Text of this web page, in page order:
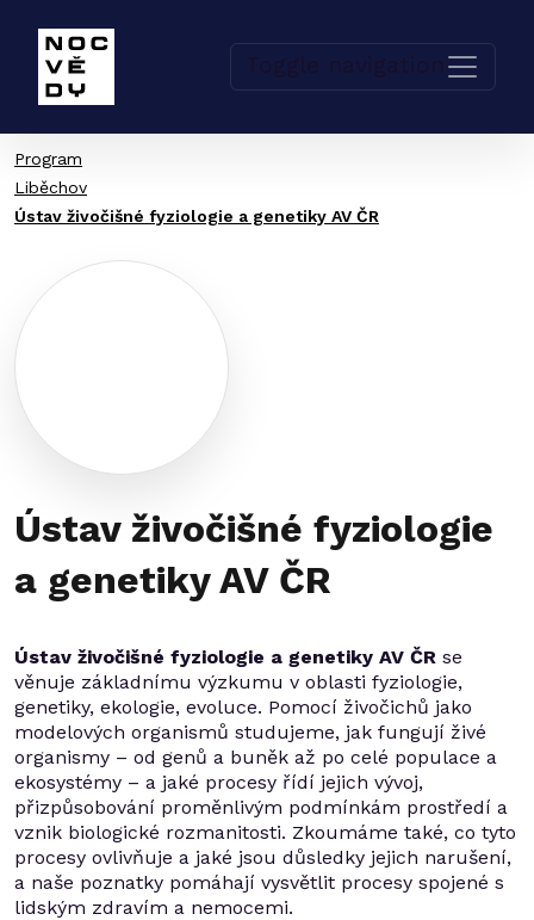
Program
Liběchov
Ústav živočišné fyziologie a genetiky AV ČR
Ústav živočišné fyziologie
a genetiky AV ČR
Ústav živočišné fyziologie a genetiky AV ČR se
věnuje základnímu výzkumu v oblasti fyziologie,
genetiky, ekologie, evoluce. Pomocí živočichů jako
modelových organismů studujeme, jak fungují živé
organismy – od genů a buněk až po celé populace a
ekosystémy – a jaké procesy řídí jejich vývoj,
přizpůsobování proměnlivým podmínkám prostředí a
vznik biologické rozmanitosti. Zkoumáme také, co tyto
procesy ovlivňuje a jaké jsou důsledky jejich narušení,
a naše poznatky pomáhají vysvětlit procesy spojené s
lidským zdravím a nemocemi.